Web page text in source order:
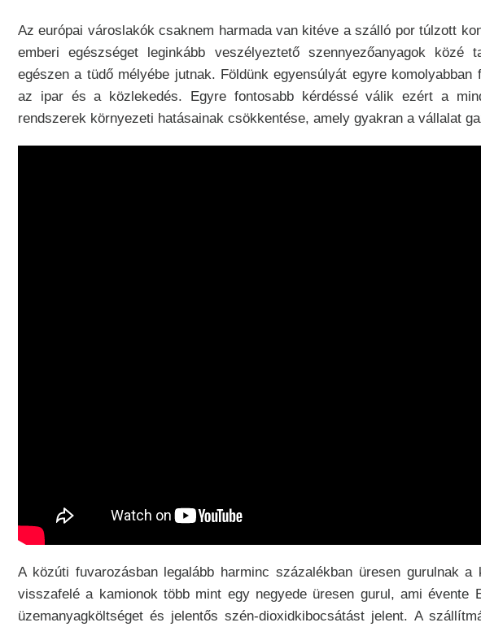
Az európai városlakók csaknem harmada van kitéve a szálló por túlzott
emberi egészséget leginkább veszélyeztető szennyezőanyagok közé
egészen a tüdő mélyébe jutnak. Földünk egyensúlyát egyre
az ipar és a közlekedés. Egyre fontosabb kérdéssé válik ezért a
rendszerek környezeti hatásainak csökkentése, amely gyakran a vállalat
A közúti fuvarozásban legalább harminc százalékban üresen gurulnak
visszafelé a kamionok több mint egy negyede üresen gurul, ami évente
üzemanyagköltséget és jelentős szén-dioxidkibocsátást jelent. A